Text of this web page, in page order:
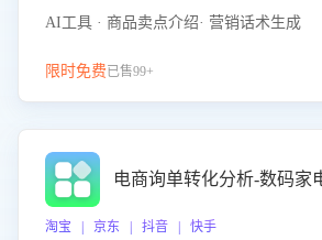
AI工具 · 商品卖点介绍· 营销话术生成
限时免费已售99+
电商询单转化分析-数码家
淘宝 | 京东 | 抖音 | 快手